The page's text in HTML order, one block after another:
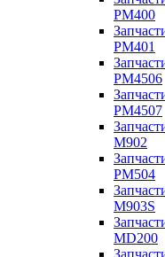
PM400
PM401
PM4506
PM4507
M902
PM504
M903S
MD200